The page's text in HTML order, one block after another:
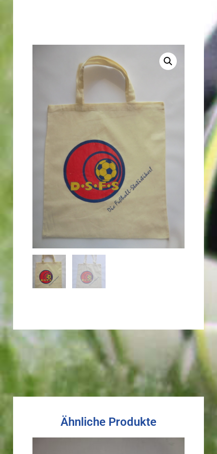
Ähnliche Produkte